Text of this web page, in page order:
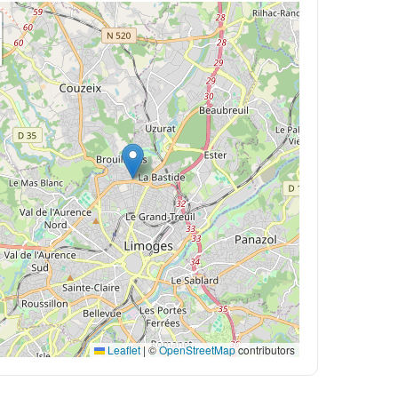
Leaflet|©OpenStreetMapcontributors